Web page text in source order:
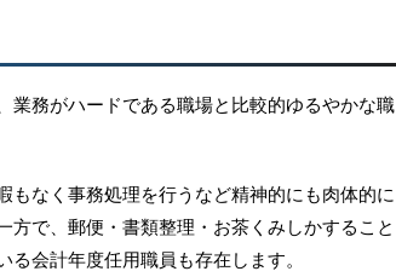
業務がハードである職場と比較的ゆるやかな職
なく事務処理を行うなど精神的にも肉体的に
で、郵便・書類整理・お茶くみしかすること
会計年度任用職員も存在します。